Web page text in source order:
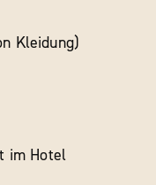
Kleidung)
im Hotel